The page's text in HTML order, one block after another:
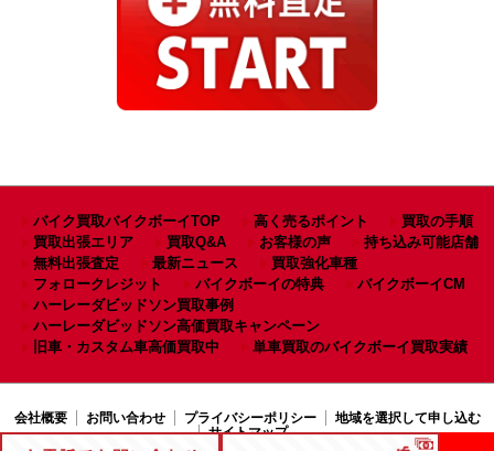
バイク買取バイクボーイTOP 高く売るポイント
買取の手順
買取出張エリア
買取Q&A お客様の声
持ち込み可能店舗
無料出張査定
最新ニュース
買取強化車種
フォロークレジット
バイクボーイの特典
バイクボーイCM
ハーレーダビッドソン買取事例
ハーレーダビッドソン高価買取キャンペーン
旧車・カスタム車高価買取中
単車買取のバイクボーイ買取実績
会社概要 お問い合わせ プライバシーポリシー
地域を選択して申し込む
サイトマップ